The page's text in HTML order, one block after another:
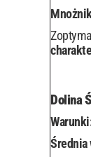
Dolina
Średnia